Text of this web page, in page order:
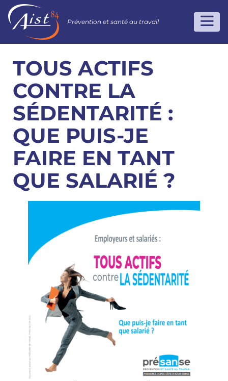
Prévention et santé au travail
TOUS ACTIFS
CONTRE LA
SÉDENTARITÉ :
QUE PUIS-JE
FAIRE EN TANT
QUE SALARIÉ ?